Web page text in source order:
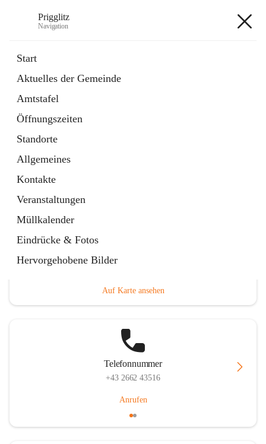
Prigglitz
Navigation
Start
Aktuelles der Gemeinde
Amtstafel
Öffnungszeiten
Standorte
Allgemeines
Kontakte
Veranstaltungen
Müllkalender
Eindrücke & Fotos
Hervorgehobene Bilder
Externe Webseite
in
Tab
Gemeindezeitung
Ordner
öffnet
in
neuem
Tab
Hauptadresse
Auf Karte ansehen
Telefonnummer
+43 2662 43516
Anrufen